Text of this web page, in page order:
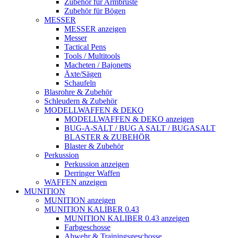
Zubehör für Armbrüste
Zubehör für Bögen
MESSER
MESSER anzeigen
Messer
Tactical Pens
Tools / Multitools
Macheten / Bajonetts
Äxte/Sägen
Schaufeln
Blasrohre & Zubehör
Schleudern & Zubehör
MODELLWAFFEN & DEKO
MODELLWAFFEN & DEKO anzeigen
BUG-A-SALT / BUG A SALT / BUGASALT
BLASTER & ZUBEHÖR
Blaster & Zubehör
Perkussion
Perkussion anzeigen
Derringer Waffen
WAFFEN anzeigen
MUNITION
MUNITION anzeigen
MUNITION KALIBER 0.43
MUNITION KALIBER 0.43 anzeigen
Farbgeschosse
Abwehr & Trainingsgeschosse